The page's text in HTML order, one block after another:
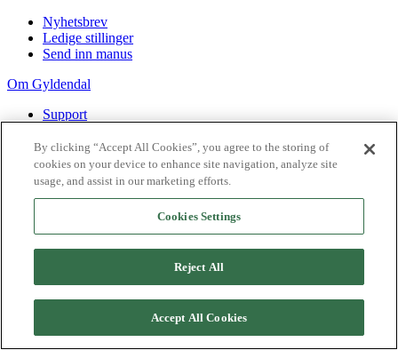
Nyhetsbrev
Ledige stillinger
Send inn manus
Om Gyldendal
Support
Agency
2026Gyldendal
Personvernerklæringer
Informasjonskapsler
By clicking “Accept All Cookies”, you agree to the storing of
cookies on your device to enhance site navigation, analyze site
usage, and assist in our marketing efforts.
Cookies Settings
Reject All
Accept All Cookies